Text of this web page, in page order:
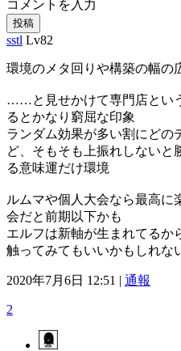
コメントを入力
投稿
sstl Lv82
環境のメタ回りや構築の幅の
……と見せかけて専門店とい
るとかなり窮屈な印象
ランダム効果が多い割にどの
ど、そもそも上振れしないと
る意味運だけ環境
ルムマや個人大会なら最高に
会だと前期以下かも
エルフは新軸が生まれてるか
触ってみてもいいかもしれな
2020年7月6日 12:51 | 通報
2